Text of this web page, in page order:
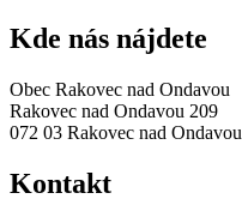
Kde nás nájdete
Obec Rakovec nad Ondavou
Rakovec nad Ondavou 209
072 03 Rakovec nad Ondavou
Kontakt